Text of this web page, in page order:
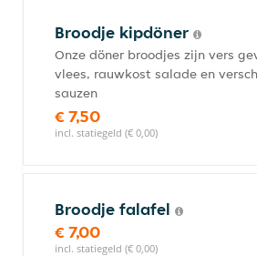
Broodje kipdöner
Onze döner broodjes zijn vers
vlees, rauwkost salade en
sauzen
€ 7,50
incl. statiegeld (€ 0,00)
Broodje falafel
€ 7,00
incl. statiegeld (€ 0,00)